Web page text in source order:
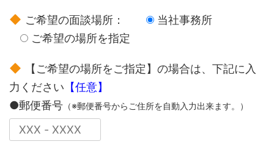
ご希望の面談場所：
当社事務所
ご希望の場所を指定
【ご希望の場所をご指定】の場合は、下記に入
力ください 【任意】
●郵便番号 （※郵便番号からご住所を自動入力出来ます。）